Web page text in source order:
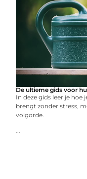
De ultieme gids voor
In deze gids leer je hoe
brengt zonder stress,
volgorde.
...